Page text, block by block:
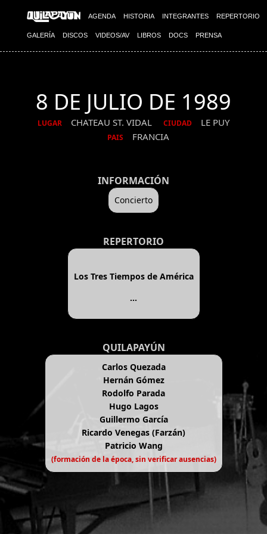
AGENDA HISTORIA INTEGRANTES REPERTORIO
GALERÍA DISCOS VIDEOS/AV LIBROS DOCS PRENSA
8 DE JULIO DE 1989
LUGAR CHATEAU ST. VIDAL CIUDAD LE PUY
PAIS FRANCIA
INFORMACIÓN
Concierto
REPERTORIO
Los Tres Tiempos de América
...
QUILAPAYÚN
Carlos Quezada
Hernán Gómez
Rodolfo Parada
Hugo Lagos
Guillermo García
Ricardo Venegas (Farzán)
Patricio Wang
(formación de la época, sin verificar ausencias)